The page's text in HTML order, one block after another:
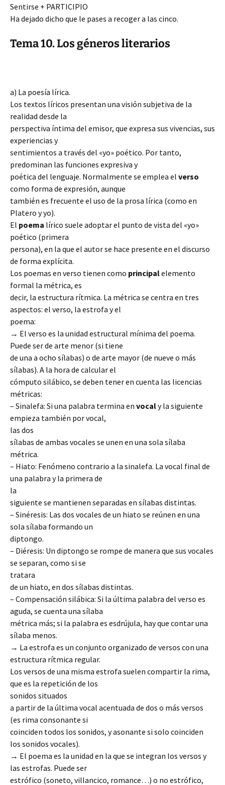
Sentirse + PARTICIPIO
Ha dejado dicho que le pases a recoger a las cinco.
Tema 10. Los géneros literarios
a) La poesía lírica.
Los textos líricos presentan una visión subjetiva de la
realidad desde la
perspectiva íntima del emisor, que expresa sus vivencias, sus
experiencias y
sentimientos a través del «yo» poético. Por tanto,
predominan las funciones expresiva y
poética del lenguaje. Normalmente se emplea el verso
como forma de expresión, aunque
también es frecuente el uso de la prosa lírica (como en
Platero y yo).
El poema lírico suele adoptar el punto de vista del «yo»
poético (primera
persona), en la que el autor se hace presente en el discurso
de forma explícita.
Los poemas en verso tienen como principalelemento
formal la métrica, es
decir, la estructura rítmica. La métrica se centra en tres
aspectos: el verso, la estrofa y el
poema:
→ El verso es la unidad estructural mínima del poema.
Puede ser de arte menor (si tiene
de una a ocho sílabas) o de arte mayor (de nueve o más
sílabas). A la hora de calcular el
cómputo silábico, se deben tener en cuenta las licencias
métricas:
– Sinalefa: Si una palabra termina en vocaly la siguiente
empieza también por vocal,
las dos
sílabas de ambas vocales se unen en una sola sílaba
métrica.
– Hiato: Fenómeno contrario a la sinalefa. La vocal final de
una palabra y la primera de
la
siguiente se mantienen separadas en sílabas distintas.
– Sinéresis: Las dos vocales de un hiato se reúnen en una
sola sílaba formando un
diptongo.
– Diéresis: Un diptongo se rompe de manera que sus vocales
se separan, como si se
tratara
de un hiato, en dos sílabas distintas.
– Compensación silábica: Si la última palabra del verso es
aguda, se cuenta una sílaba
métrica más; si la palabra es esdrújula, hay que contar una
sílaba menos.
→ La estrofa es un conjunto organizado de versos con una
estructura rítmica regular.
Los versos de una misma estrofa suelen compartir la rima,
que es la repetición de los
sonidos situados
a partir de la última vocal acentuada de dos o más versos
(es rima consonante si
coinciden todos los sonidos, y asonante si solo coinciden
los sonidos vocales).
→ El poema es la unidad en la que se integran los versos y
las estrofas. Puede ser
estrófico (soneto, villancico, romance…) o no estrófico,